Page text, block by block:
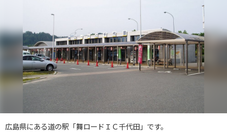
広島県にある道の駅「舞ロードＩＣ千代田」です。